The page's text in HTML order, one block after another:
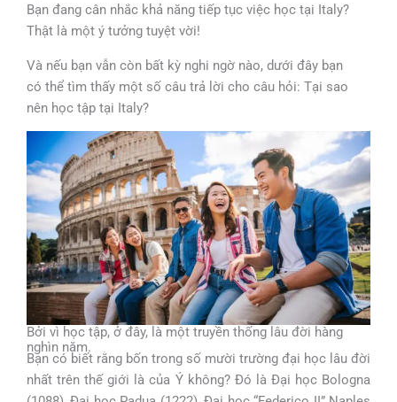
Bạn đang cân nhắc khả năng tiếp tục việc học tại Italy?
Thật là một ý tưởng tuyệt vời!
Và nếu bạn vẫn còn bất kỳ nghi ngờ nào, dưới đây bạn
có thể tìm thấy một số câu trả lời cho câu hỏi: Tại sao
nên học tập tại Italy?
Bởi vì học tập, ở đây, là một truyền thống lâu đời hàng
nghìn năm.
Bạn có biết rằng bốn trong số mười trường đại học lâu đời
nhất trên thế giới là của Ý không? Đó là Đại học Bologna